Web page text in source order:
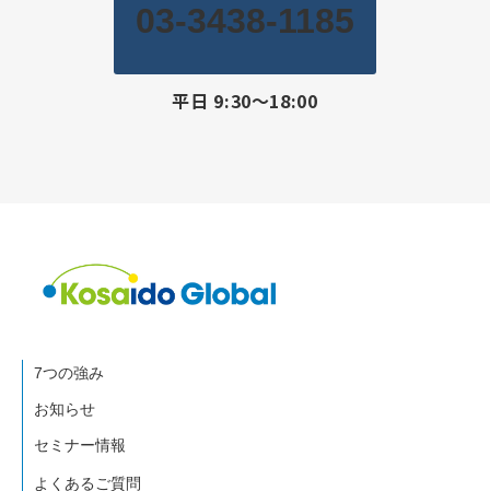
03-3438-1185
平日 9:30〜18:00
7つの強み
お知らせ
セミナー情報
よくあるご質問